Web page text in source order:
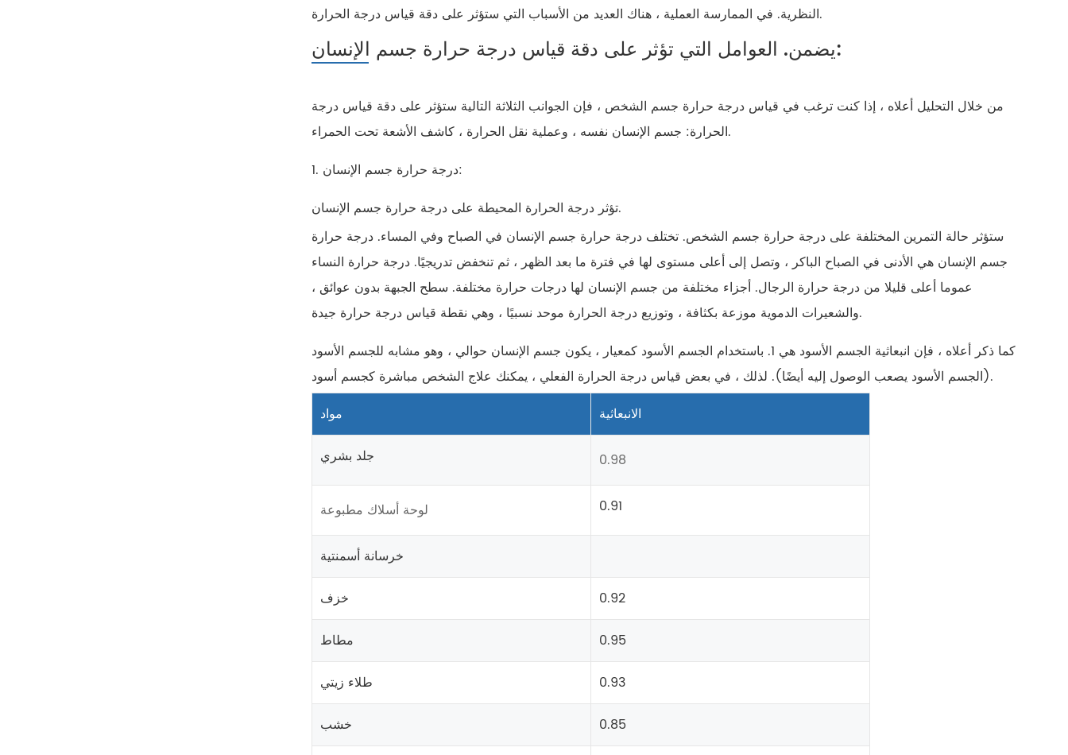
النظرية. في الممارسة العملية ، هناك العديد من الأسباب التي ستؤثر على دقة قياس درجة الحرارة.
يضمن. العوامل التي تؤثر على دقة قياس درجة حرارة جسم الإنسان:
من خلال التحليل أعلاه ، إذا كنت ترغب في قياس درجة حرارة جسم الشخص ، فإن الجوانب الثلاثة التالية ستؤثر على دقة قياس درجة
الحرارة: جسم الإنسان نفسه ، وعملية نقل الحرارة ، كاشف الأشعة تحت الحمراء.
1. درجة حرارة جسم الإنسان:
تؤثر درجة الحرارة المحيطة على درجة حرارة جسم الإنسان.
ستؤثر حالة التمرين المختلفة على درجة حرارة جسم الشخص. تختلف درجة حرارة جسم الإنسان في الصباح وفي المساء. درجة حرارة
جسم الإنسان هي الأدنى في الصباح الباكر ، وتصل إلى أعلى مستوى لها في فترة ما بعد الظهر ، ثم تنخفض تدريجيًا. درجة حرارة النساء
عموما أعلى قليلا من درجة حرارة الرجال. أجزاء مختلفة من جسم الإنسان لها درجات حرارة مختلفة. سطح الجبهة بدون عوائق ،
والشعيرات الدموية موزعة بكثافة ، وتوزيع درجة الحرارة موحد نسبيًا ، وهي نقطة قياس درجة حرارة جيدة.
كما ذكر أعلاه ، فإن انبعاثية الجسم الأسود هي 1. باستخدام الجسم الأسود كمعيار ، يكون جسم الإنسان حوالي ، وهو مشابه للجسم الأسود
(الجسم الأسود يصعب الوصول إليه أيضًا). لذلك ، في بعض قياس درجة الحرارة الفعلي ، يمكنك علاج الشخص مباشرة كجسم أسود.
مواد
الانبعاثية
جلد بشري 0.98
لوحة أسلاك مطبوعة 0.91
خرسانة أسمنتية
خزف 0.92
مطاط 0.95
طلاء زيتي 0.93
خشب 0.85